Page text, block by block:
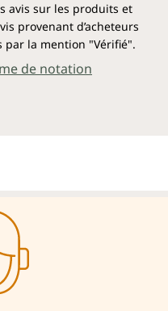
avis sur les produits et
provenant d’acheteurs
la mention "Vérifié".
de notation